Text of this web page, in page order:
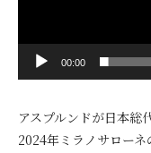
00:00
アスプルンドが日本総
2024年ミラノサローネ